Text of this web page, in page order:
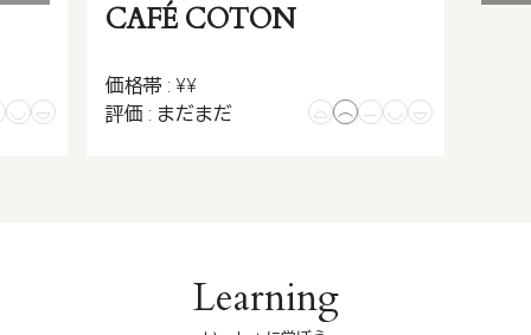
CAFÉ COTON
価格帯 : ¥¥
評価 : まだまだ
Learning